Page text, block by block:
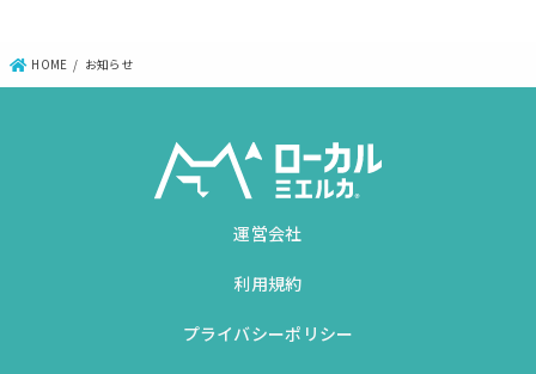
HOME お知らせ
運営会社
利用規約
プライバシーポリシー